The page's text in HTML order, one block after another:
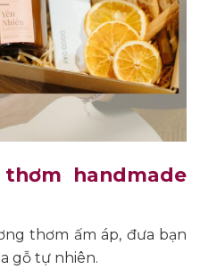
handmade
thơm ấm áp, đưa bạn
gỗ tự nhiên.